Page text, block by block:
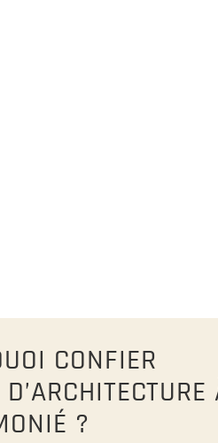
CONFIER
?